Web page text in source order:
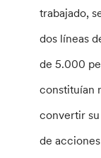
trabajado,
dos líneas
de 5.000
constituían
convertir
de